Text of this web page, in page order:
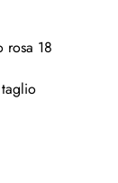
rosa 18